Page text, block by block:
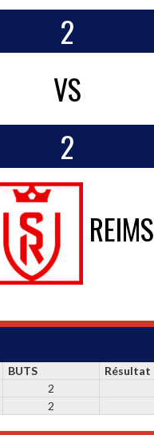
2
VS
2
REIMS
BUTS
Résultat
2
2